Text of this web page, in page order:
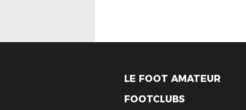
LE FOOT AMATEUR
FOOTCLUBS